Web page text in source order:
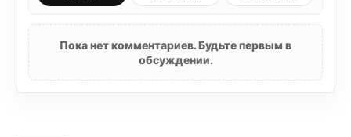
Пока нет комментариев. Будьте первым в
обсуждении.